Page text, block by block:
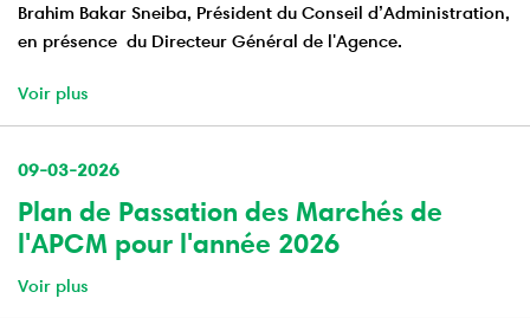
Brahim Bakar Sneiba, Président du Conseil d’Administration,
en présence du Directeur Général de l'Agence.
Voir plus
09-03-2026
Plan de Passation des Marchés de
l'APCM pour l'année 2026
Voir plus